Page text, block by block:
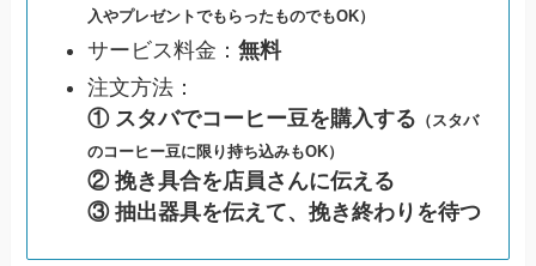
入やプレゼントでもらったものでもOK）
サービス料金： 無料
注文方法：
① スタバでコーヒー豆を購入する （スタバ
のコーヒー豆に限り持ち込みもOK）
② 挽き具合を店員さんに伝える
③ 抽出器具を伝えて、挽き終わりを待つ